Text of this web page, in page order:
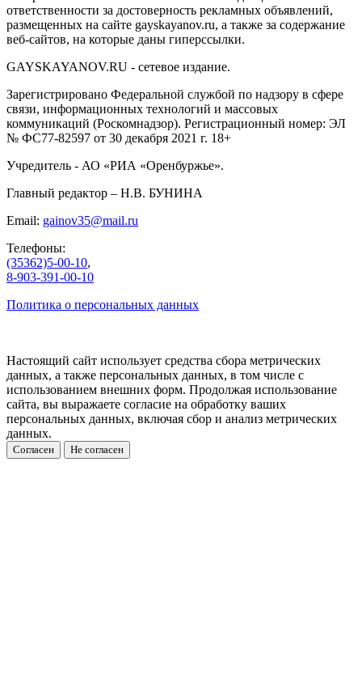
ответственности за достоверность рекламных объявлений,
размещенных на сайте gayskayanov.ru, а также за содержание
веб-сайтов, на которые даны гиперссылки.
GAYSKAYANOV.RU - сетевое издание.
Зарегистрировано Федеральной службой по надзору в сфере
связи, информационных технологий и массовых
коммуникаций (Роскомнадзор). Регистрационный номер: ЭЛ
№ ФС77-82597 от 30 декабря 2021 г. 18+
Учредитель - АО «РИА «Оренбуржье».
Главный редактор – Н.В. БУНИНА
Email: gainov35@mail.ru
Телефоны:
(35362)5-00-10,
8-903-391-00-10
Политика о персональных данных
Настоящий сайт использует средства сбора метрических
данных, а также персональных данных, в том числе с
использованием внешних форм. Продолжая использование
сайта, вы выражаете согласие на обработку ваших
персональных данных, включая сбор и анализ метрических
данных.
Согласен Не согласен